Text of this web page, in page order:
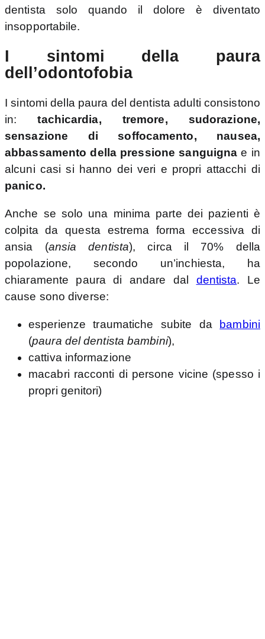
dentista solo quando il dolore è diventato
insopportabile.
I sintomi della paura
dell’odontofobia
I sintomi della paura del dentista adulti consistono
in:tachicardia, tremore, sudorazione,
sensazione di soffocamento, nausea,
abbassamento della pressione sanguignae in
alcuni casi si hanno dei veri e propri attacchi di
panico.
Anche se solo una minima parte dei pazienti è
colpita da questa estrema forma eccessiva di
ansia (ansia dentista), circa il 70% della
popolazione, secondo un’inchiesta, ha
chiaramente paura di andare dal dentista. Le
cause sono diverse:
esperienze traumatiche subite da bambini
(paura del dentista bambini),
cattiva informazione
macabri racconti di persone vicine (spesso i
propri genitori)